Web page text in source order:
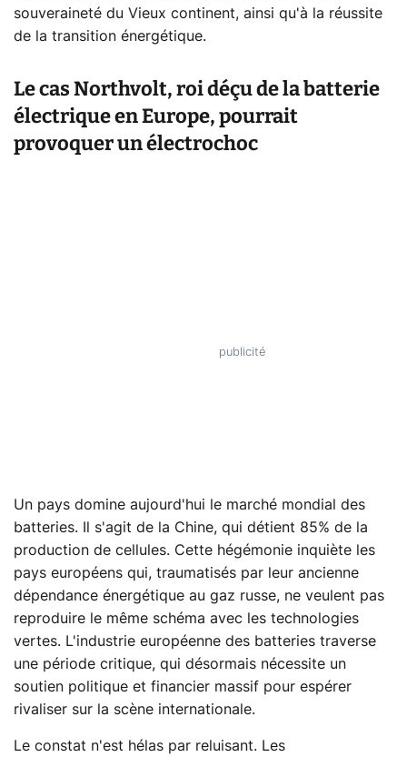
souveraineté du Vieux continent, ainsi qu'à la réussite
de la transition énergétique.
Le cas Northvolt, roi déçu de la batterie
électrique en Europe, pourrait
provoquer un électrochoc
Un pays domine aujourd'hui le marché mondial des
batteries. Il s'agit de la Chine, qui détient 85% de la
production de cellules. Cette hégémonie inquiète les
pays européens qui, traumatisés par leur ancienne
dépendance énergétique au gaz russe, ne veulent pas
reproduire le même schéma avec les technologies
vertes. L'industrie européenne des batteries traverse
une période critique, qui désormais nécessite un
soutien politique et financier massif pour espérer
rivaliser sur la scène internationale.
Le constat n'est hélas par reluisant. Les